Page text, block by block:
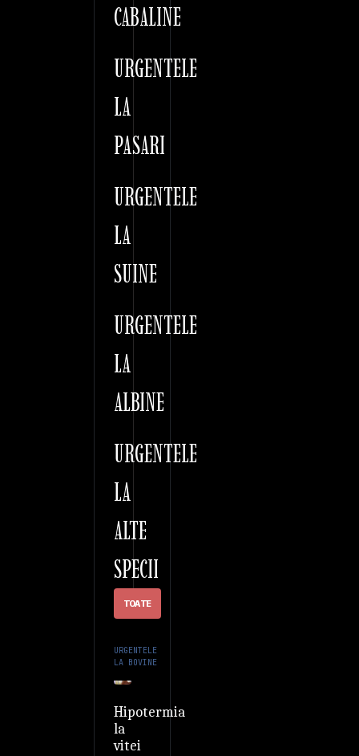
CABALINE
URGENTELE
LA
PASARI
URGENTELE
LA
SUINE
URGENTELE
LA
ALBINE
URGENTELE
LA
ALTE
SPECII
TOATE
URGENTELE
LA BOVINE
Hipotermia
la
vitei